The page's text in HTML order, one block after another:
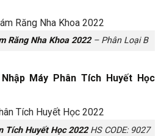
Răng Nha Khoa 2022– Phân Loại B
Máy Phân Tích Huyết Học
Tích Huyết Học 2022HS CODE: 9027